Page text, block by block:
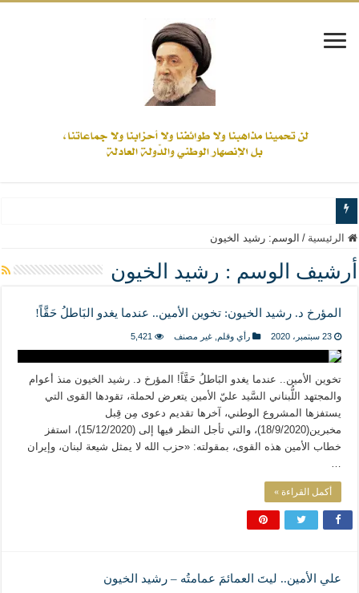
www.alamine.net
مواقف وآراء العلاّمة السيد علي الأمين من الأحداث والقضايا - اضغط للاطلاع
إذا كان التسنن هو الإيمان بسنة رسول الله ( صلى الله عليه وآله) فكلّ
علاقات المذاهب والأديان لا يجوز أن تكون على حساب الأوطان
لن تحمينا مذاهبنا ولا طوائفنا ولا أحزابنا ولا جماعاتنا، بل الإنصهار الوطني والدولة
المذاهب ليست قدرًا لا يمكن تجاوزه
ليست المنفعة تأتي من إسلامية النّظام كما لا تأتي المضرة من مسيحية النظام
المتهاون بوطنه متهاون بدينه حتماً
نسج العلاقة مع الآخر تكون من خلال منظومة القيم و المبادئ الانسانية التي تجعل
الرئيسية / الوسم: رشيد الخيون
أرشيف الوسم : رشيد الخيون
المؤرخ د. رشيد الخيون: تخوين الأمين.. عندما يغدو البَاطلُ حَقَّاً!
23 سبتمبر، 2020 رأي وقلم غير مصنف 5,421
تخوين الأمين.. عندما يغدو البَاطلُ حَقَّاً! المؤرخ د. رشيد الخيون منذ أعوام
والمجتهد اللُّبناني السَّيد عليّ الأمين يتعرض لحملة، تقودها القوى التي
يستفزها المشروع الوطني، آخرها تقديم دعوى مِن قِبل
مخبرين(18/9/2020)، والتي تأجل النظر فيها إلى (15/12/2020)، استفز
خطاب الأمين هذه القوى، بمقولته: «حزب الله لا يمثل شيعة لبنان، وإيران
…
أكمل القراءة »
علي الأمين.. ليتَ العمائمَ عمامتُه – رشيد الخيون